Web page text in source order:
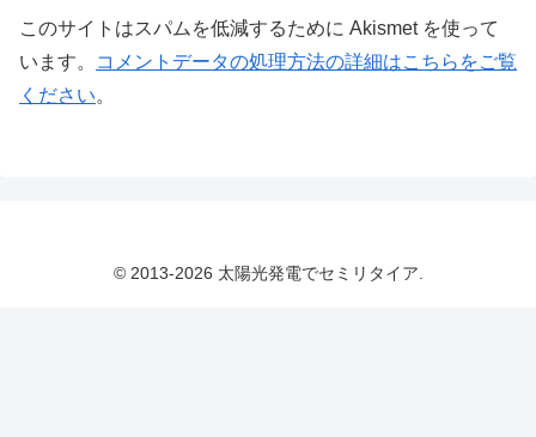
このサイトはスパムを低減するために Akismet を使って
います。
コメントデータの処理方法の詳細はこちらをご覧
ください。
© 2013-2026 太陽光発電でセミリタイア.